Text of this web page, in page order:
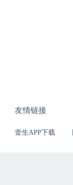
友情链接
壹生APP下载